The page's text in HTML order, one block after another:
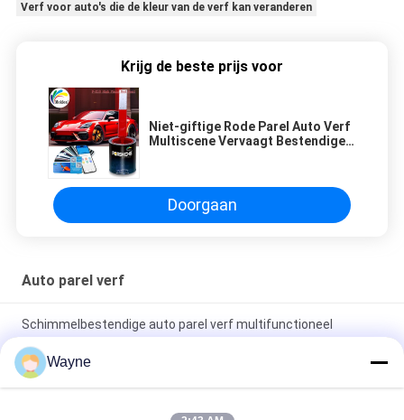
Verf voor auto's die de kleur van de verf kan veranderen
Krijg de beste prijs voor
Niet-giftige Rode Parel Auto Verf
Multiscene Vervaagt Bestendige
Doorgaan
Auto parel verf
Schimmelbestendige auto parel verf multifunctioneel
praktische witte kleur
Niet-giftige Rode Parel Auto Verf Multiscene Vervaagt
Wayne